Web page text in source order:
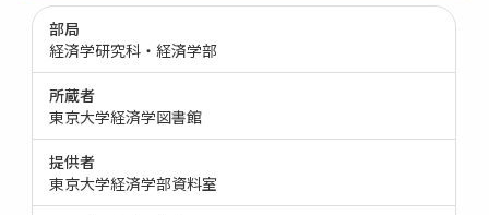
部局
経済学研究科・経済学部
所蔵者
東京大学経済学図書館
提供者
東京大学経済学部資料室